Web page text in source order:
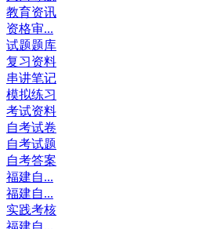
教育资讯
资格审...
试题题库
复习资料
串讲笔记
模拟练习
考试资料
自考试卷
自考试题
自考答案
福建自...
福建自...
实践考核
福建自...